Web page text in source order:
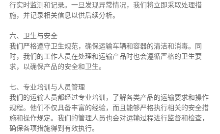
行实时监测和记录。一旦发现异常情况，我们将立即采取处理措
施，并记录相关信息以供后续分析。
六、卫生与安全
我们严格遵守卫生规范，确保运输车辆和容器的清洁和消毒。同
时，我们的工作人员在处理和运输产品时也会遵循严格的卫生要
求，以确保产品的安全和卫生。
七、专业培训与人员管理
我们的运输人员都经过专业培训，了解各类产品的运输要求和操作
规程。他们不仅具备丰富的经验，而且能够严格执行相关的安全措
施和操作规定。我们的管理人员也会对运输过程进行监督和检查，
确保各项措施得到有效执行。